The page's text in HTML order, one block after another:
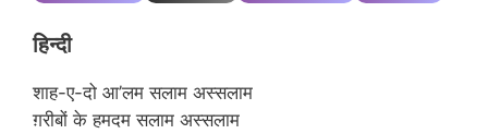
हिन्दी
शाह-ए-दो आ’लम सलाम अस्सलाम
ग़रीबों के हमदम सलाम अस्सलाम